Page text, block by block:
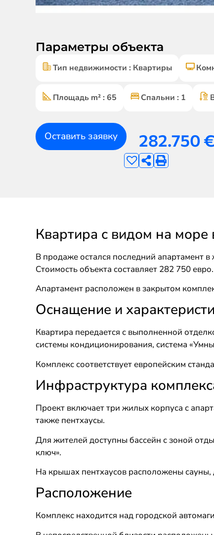
Параметры объекта
Тип недвижимости : Квартиры
Площадь m² : 65 Спальни : 1
Оставить заявку 282.750€
Квартира с видом на
В продаже остался последний апартамент
Стоимость объекта составляет 282 750 евро.
Апартамент расположен в закрытом
Оснащение и
Квартира передается с выполненной
системы кондиционирования, система
Комплекс соответствует европейским
Инфраструктура
Проект включает три жилых корпуса с
также пентхаусы.
Для жителей доступны бассейн с зоной
ключ».
На крышах пентхаусов расположены сауны,
Расположение
Комплекс находится над городской